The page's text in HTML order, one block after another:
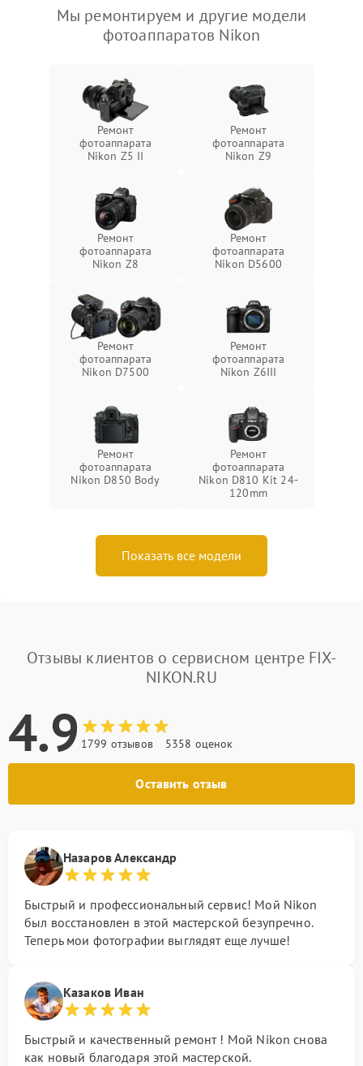
Мы ремонтируем и другие модели
фотоаппаратов Nikon
Ремонт
фотоаппарата
Nikon Z5 II
Ремонт
фотоаппарата
Nikon Z9
Ремонт
фотоаппарата
Nikon Z8
Ремонт
фотоаппарата
Nikon D5600
Ремонт
фотоаппарата
Nikon D7500
Ремонт
фотоаппарата
Nikon Z6III
Ремонт
фотоаппарата
Nikon D850 Body
Ремонт
фотоаппарата
Nikon D810 Kit 24-
120mm
Показать все модели
Отзывы клиентов о сервисном центре FIX-
NIKON.RU
4.9 1799 отзывов 5358 оценок
Оставить отзыв
Назаров Александр
Быстрый и профессиональный сервис! Мой Nikon
был восстановлен в этой мастерской безупречно.
Теперь мои фотографии выглядят еще лучше!
Казаков Иван
Быстрый и качественный ремонт ! Мой Nikon снова
как новый благодаря этой мастерской.